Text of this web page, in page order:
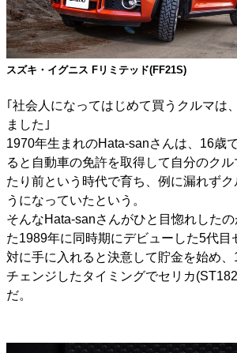
スズキ・イグニス Fリミテッド(FF21S)
｢社会人になってはじめて買うクルマは
ました｣
1970年生まれのHata-sanさんは、16歳
ると自動車の免許を取得して自分のク
たり前という時代で育ち、例に漏れず
うになっていたという。
そんなHata-sanさんがひと目惚れした
た1989年に同時期にデビューした5代目
対に手に入れると決意して貯金を始め
チェンジしたタイミングでセリカ
だ。